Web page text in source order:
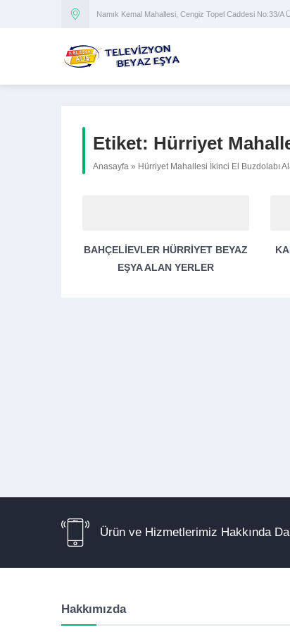
Namık Kemal Mahallesi, Cengiz Topel Caddesi No:33/A
Etiket: Hürriyet
Anasayfa » Hürriyet Mahallesi İkinci El Buzdolabı
BAHÇELIEVLER HÜRRIYET BEYAZ
EŞYA ALAN YERLER
Ürün ve Hizmetlerimiz Hakkında
Hakkımızda